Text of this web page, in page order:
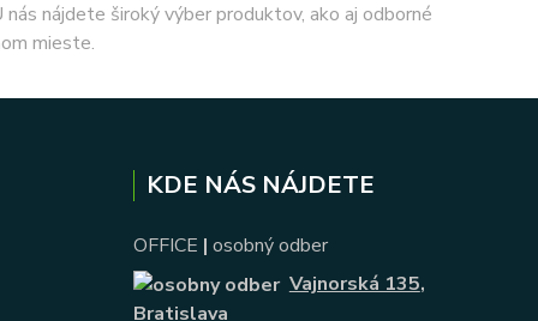
nájdete široký výber produktov, ako aj odborné
mieste.
KDE NÁS NÁJDETE
OFFICE | osobný odber
Vajnorská 135,
Bratislava